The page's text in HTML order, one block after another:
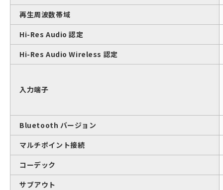
再生周波数帯域
Hi-Res Audio 認定
Hi-Res Audio Wireless 認定
入力端子
Bluetooth バージョン
マルチポイント接続
コーデック
サブアウト